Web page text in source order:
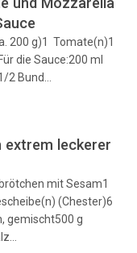
200 g)1 Tomate(n)1
die Sauce:200 ml
2 Bund…
extrem leckerer
mit Sesam1
(Chester)6
gemischt500 g